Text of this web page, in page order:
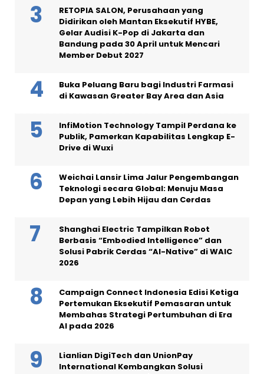
RETOPIA SALON, Perusahaan yang
Didirikan oleh Mantan Eksekutif HYBE,
Gelar Audisi K-Pop di Jakarta dan
Bandung pada 30 April untuk Mencari
Member Debut 2027
Buka Peluang Baru bagi Industri Farmasi
di Kawasan Greater Bay Area dan Asia
InfiMotion Technology Tampil Perdana ke
Publik, Pamerkan Kapabilitas Lengkap E-
Drive di Wuxi
Weichai Lansir Lima Jalur Pengembangan
Teknologi secara Global: Menuju Masa
Depan yang Lebih Hijau dan Cerdas
Shanghai Electric Tampilkan Robot
Berbasis “Embodied Intelligence” dan
Solusi Pabrik Cerdas “AI-Native” di WAIC
2026
Campaign Connect Indonesia Edisi Ketiga
Pertemukan Eksekutif Pemasaran untuk
Membahas Strategi Pertumbuhan di Era
AI pada 2026
Lianlian DigiTech dan UnionPay
International Kembangkan Solusi